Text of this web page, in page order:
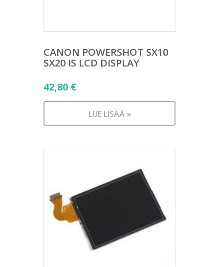
CANON POWERSHOT SX10
SX20 IS LCD DISPLAY
42,80 €
LUE LISÄÄ »